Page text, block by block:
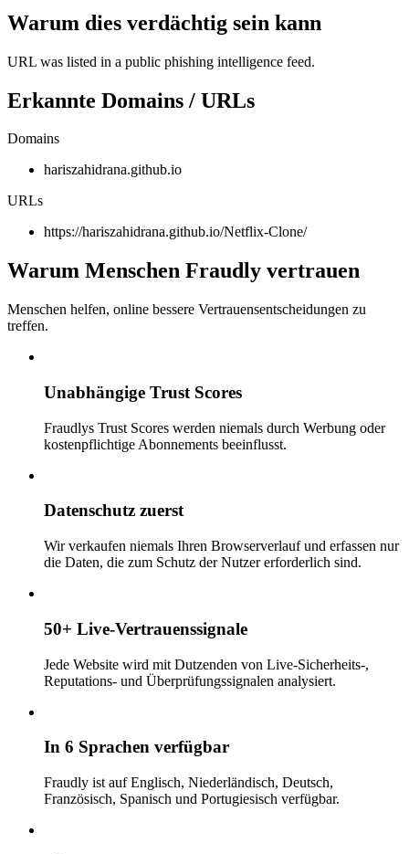
Warum dies verdächtig sein kann
URL was listed in a public phishing intelligence feed.
Erkannte Domains / URLs
Domains
hariszahidrana.github.io
URLs
https://hariszahidrana.github.io/Netflix-Clone/
Warum Menschen Fraudly vertrauen
Menschen helfen, online bessere Vertrauensentscheidungen zu
treffen.
Unabhängige Trust Scores
Fraudlys Trust Scores werden niemals durch Werbung oder
kostenpflichtige Abonnements beeinflusst.
Datenschutz zuerst
Wir verkaufen niemals Ihren Browserverlauf und erfassen nur
die Daten, die zum Schutz der Nutzer erforderlich sind.
50+ Live-Vertrauenssignale
Jede Website wird mit Dutzenden von Live-Sicherheits-,
Reputations- und Überprüfungssignalen analysiert.
In 6 Sprachen verfügbar
Fraudly ist auf Englisch, Niederländisch, Deutsch,
Französisch, Spanisch und Portugiesisch verfügbar.